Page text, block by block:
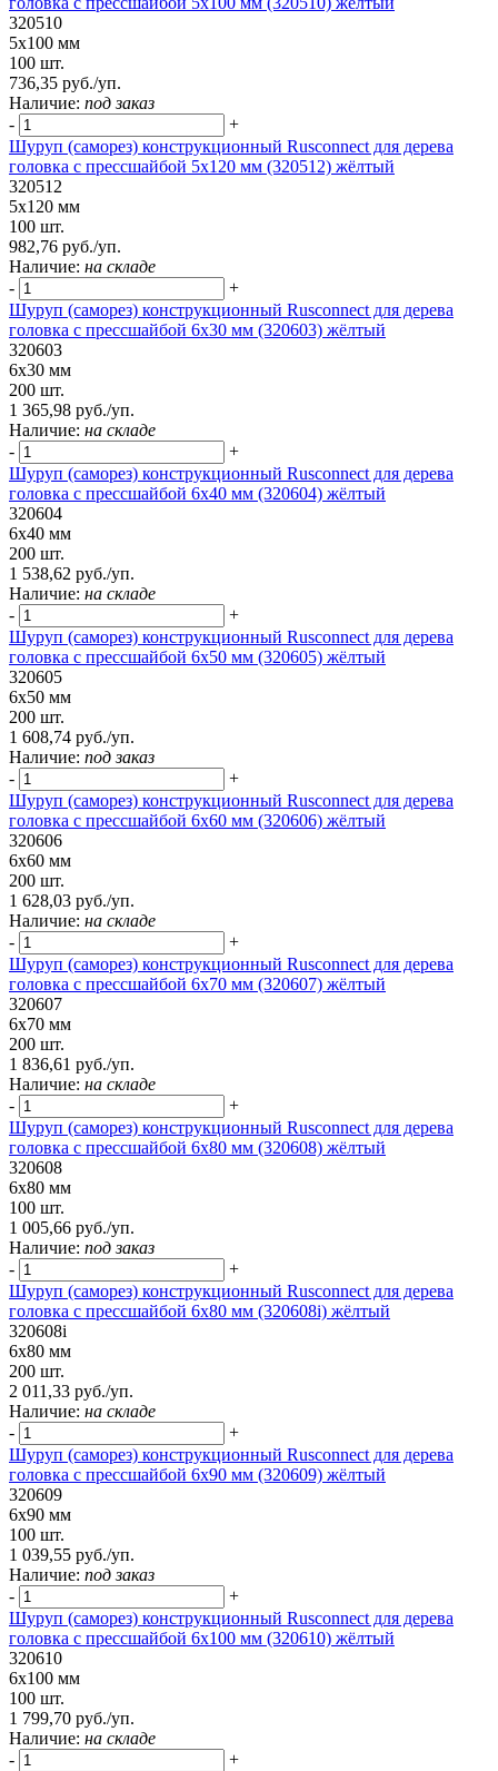
320510
5х100 мм
100 шт.
736,35 руб./уп.
Наличие: под заказ
-
+
Шуруп (саморез) конструкционный Rusconnect для дерева
головка с прессшайбой 5х120 мм (320512) жёлтый
320512
5х120 мм
100 шт.
982,76 руб./уп.
Наличие: на складе
-
+
Шуруп (саморез) конструкционный Rusconnect для дерева
головка с прессшайбой 6х30 мм (320603) жёлтый
320603
6х30 мм
200 шт.
1 365,98 руб./уп.
Наличие: на складе
-
+
Шуруп (саморез) конструкционный Rusconnect для дерева
головка с прессшайбой 6х40 мм (320604) жёлтый
320604
6х40 мм
200 шт.
1 538,62 руб./уп.
Наличие: на складе
-
+
Шуруп (саморез) конструкционный Rusconnect для дерева
головка с прессшайбой 6х50 мм (320605) жёлтый
320605
6х50 мм
200 шт.
1 608,74 руб./уп.
Наличие: под заказ
-
+
Шуруп (саморез) конструкционный Rusconnect для дерева
головка с прессшайбой 6х60 мм (320606) жёлтый
320606
6х60 мм
200 шт.
1 628,03 руб./уп.
Наличие: на складе
-
+
Шуруп (саморез) конструкционный Rusconnect для дерева
головка с прессшайбой 6х70 мм (320607) жёлтый
320607
6х70 мм
200 шт.
1 836,61 руб./уп.
Наличие: на складе
-
+
Шуруп (саморез) конструкционный Rusconnect для дерева
головка с прессшайбой 6х80 мм (320608) жёлтый
320608
6х80 мм
100 шт.
1 005,66 руб./уп.
Наличие: под заказ
-
+
Шуруп (саморез) конструкционный Rusconnect для дерева
головка с прессшайбой 6х80 мм (320608i) жёлтый
320608i
6х80 мм
200 шт.
2 011,33 руб./уп.
Наличие: на складе
-
+
Шуруп (саморез) конструкционный Rusconnect для дерева
головка с прессшайбой 6х90 мм (320609) жёлтый
320609
6х90 мм
100 шт.
1 039,55 руб./уп.
Наличие: под заказ
-
+
Шуруп (саморез) конструкционный Rusconnect для дерева
головка с прессшайбой 6х100 мм (320610) жёлтый
320610
6х100 мм
100 шт.
1 799,70 руб./уп.
Наличие: на складе
-
+